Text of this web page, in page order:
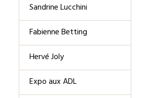
Sandrine Lucchini
Fabienne Betting
Hervé Joly
Expo aux ADL